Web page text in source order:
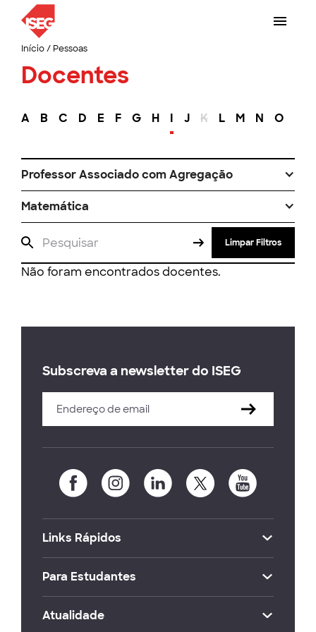
Início/ Pessoas
Docentes
A B C D E F G H I J K L M N O
Professor Associado com Agregação
Matemática
Limpar Filtros
Não foram encontrados docentes.
Subscreva a newsletter do ISEG
Links Rápidos
Para Estudantes
Atualidade